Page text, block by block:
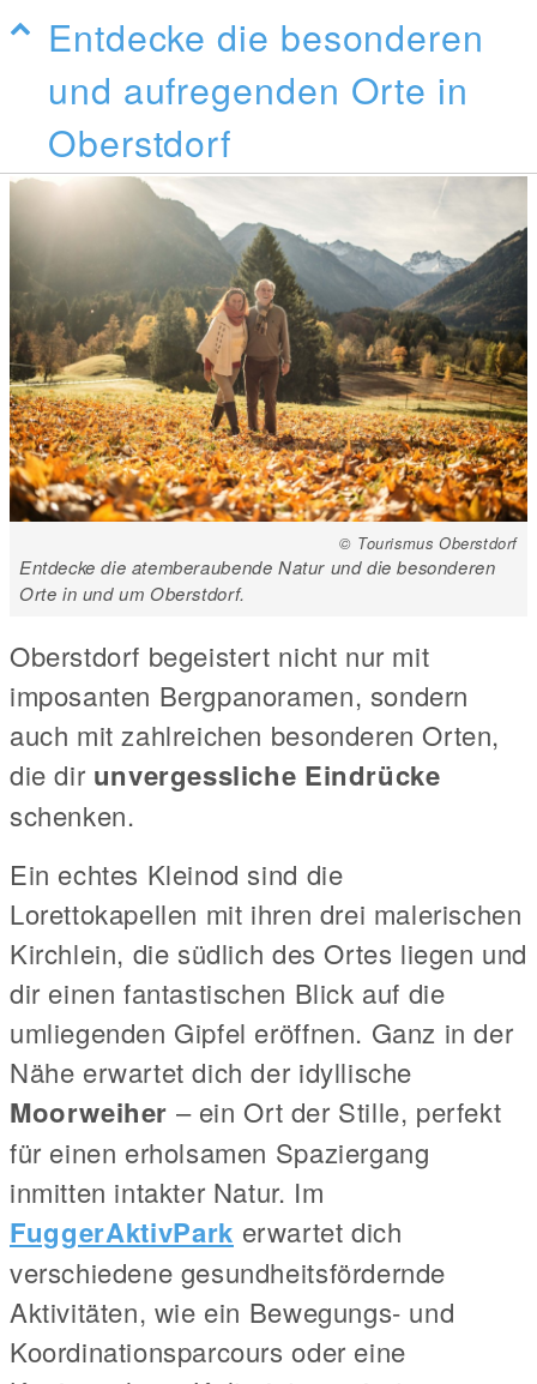
Entdecke die besonderen
und aufregenden Orte in
Oberstdorf
© Tourismus Oberstdorf
Entdecke die atemberaubende Natur und die besonderen
Orte in und um Oberstdorf.
Oberstdorf begeistert nicht nur mit
imposanten Bergpanoramen, sondern
auch mit zahlreichen besonderen Orten,
die dir unvergessliche Eindrücke
schenken.
Ein echtes Kleinod sind die
Lorettokapellen mit ihren drei malerischen
Kirchlein, die südlich des Ortes liegen und
dir einen fantastischen Blick auf die
umliegenden Gipfel eröffnen. Ganz in der
Nähe erwartet dich der idyllische
Moorweiher – ein Ort der Stille, perfekt
für einen erholsamen Spaziergang
inmitten intakter Natur. Im
FuggerAktivPark erwartet dich
verschiedene gesundheitsfördernde
Aktivitäten, wie ein Bewegungs- und
Koordinationsparcours oder eine